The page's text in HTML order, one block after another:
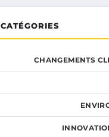
CATÉGORIES
CHANGEMENTS